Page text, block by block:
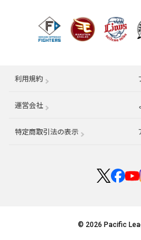
利用規約
運営会社 （別ウィンドウで開く）
特定商取引法の表示
© 2026 Pacific